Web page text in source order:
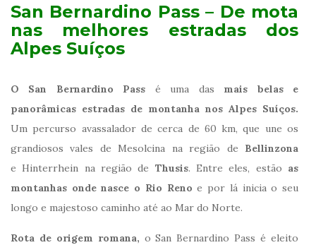
San Bernardino Pass – De mota
nas melhores estradas dos
Alpes Suíços
O San Bernardino Pass é uma das mais belas e
panorâmicas estradas de montanha nos Alpes Suíços.
Um percurso avassalador de cerca de 60 km, que une os
grandiosos vales de Mesolcina na região de Bellinzona
e Hinterrhein na região de Thusis. Entre eles, estão as
montanhas onde nasce o Rio Reno e por lá inicia o seu
longo e majestoso caminho até ao Mar do Norte.
Rota de origem romana, o San Bernardino Pass é eleito